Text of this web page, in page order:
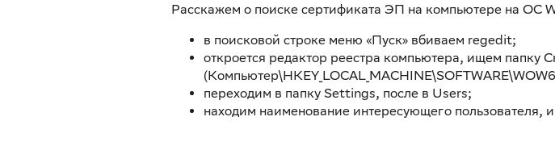
Расскажем о поиске сертификата ЭП на компьютере на ОС
в поисковой строке меню «Пуск» вбиваем regedit;
откроется редактор реестра компьютера, ищем папку
переходим в папку Settings, после в Users;
находим наименование интересующего пользователя,